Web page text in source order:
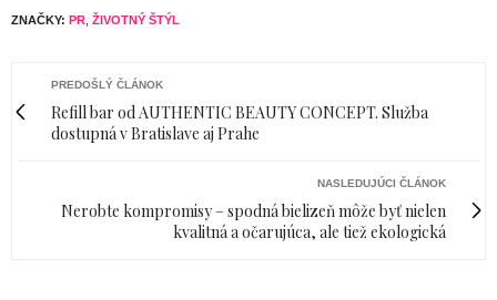
ZNAČKY: PR ŽIVOTNÝ ŠTÝL
PREDOŠLÝ ČLÁNOK
Refill bar od AUTHENTIC BEAUTY CONCEPT. Služba
dostupná v Bratislave aj Prahe
NASLEDUJÚCI ČLÁNOK
Nerobte kompromisy – spodná bielizeň môže byť nielen
kvalitná a očarujúca, ale tiež ekologická